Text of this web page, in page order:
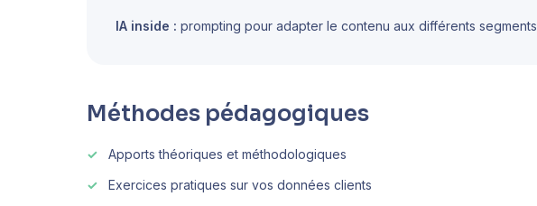
IA inside : prompting pour adapter le contenu aux différents segments
Méthodes pédagogiques
Apports théoriques et méthodologiques
Exercices pratiques sur vos données clients